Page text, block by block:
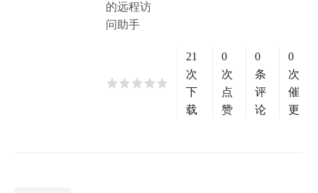
的远程访
问助手
21
次
下
载
0
次
点
赞
0
条
评
论
0
次
催
更